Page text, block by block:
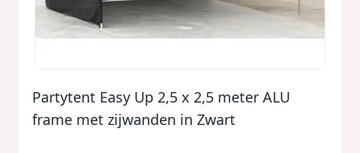
Partytent Easy Up 2,5 x 2,5 meter ALU
frame met zijwanden in Zwart